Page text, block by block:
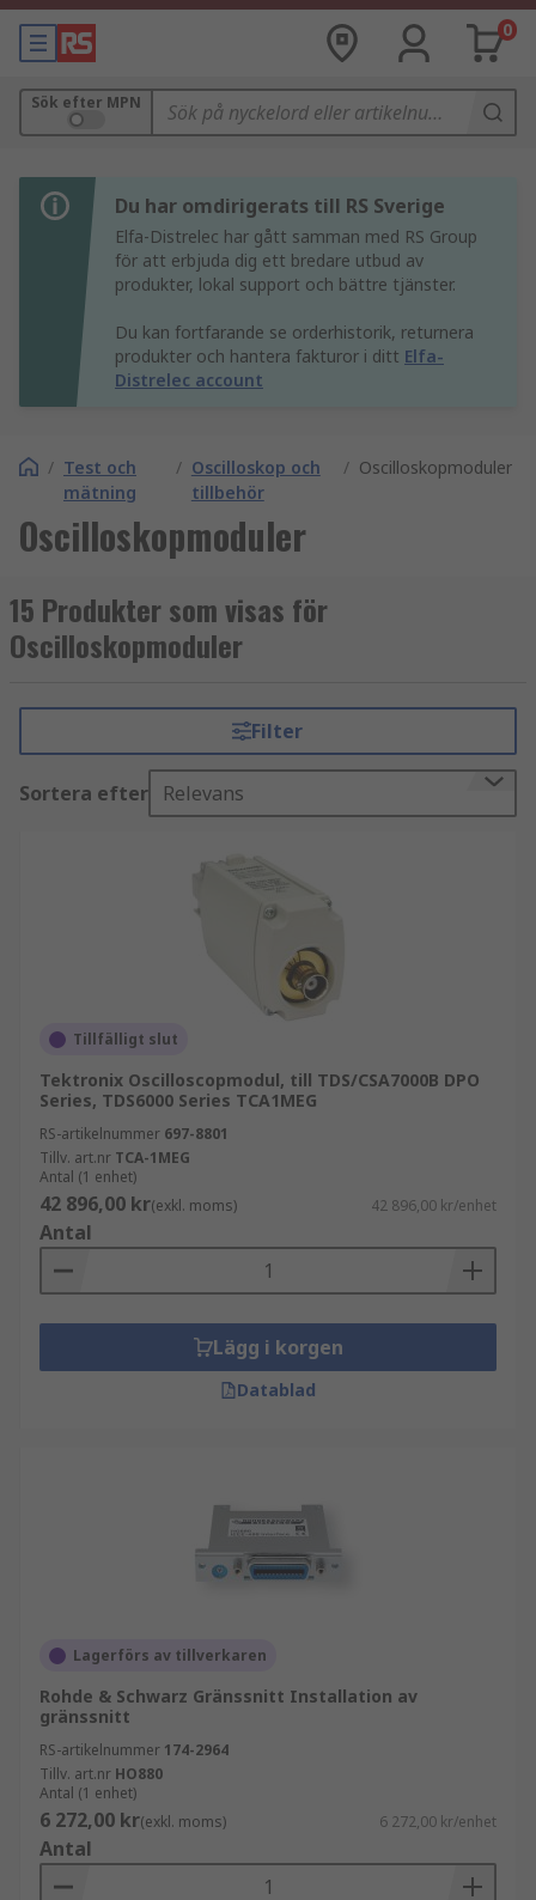
0
Sök efter MPN
Du har omdirigerats till RS Sverige
Elfa-Distrelec har gått samman med RS Group
för att erbjuda dig ett bredare utbud av
produkter, lokal support och bättre tjänster.
Du kan fortfarande se orderhistorik, returnera
produkter och hantera fakturor i ditt Elfa-
Distrelec account
/ Test och
mätning
/ Oscilloskop och
tillbehör
/ Oscilloskopmoduler
Oscilloskopmoduler
15 Produkter som visas för
Oscilloskopmoduler
Filter
Sortera efter Relevans
Tillfälligt slut
Tektronix Oscilloscopmodul, till TDS/CSA7000B DPO
Series, TDS6000 Series TCA1MEG
RS-artikelnummer 697-8801
Tillv. art.nr TCA-1MEG
Antal (1 enhet)
42 896,00 kr(exkl. moms) 42 896,00 kr/enhet
Antal
Lägg i korgen
Datablad
Lagerförs av tillverkaren
Rohde & Schwarz Gränssnitt Installation av
gränssnitt
RS-artikelnummer 174-2964
Tillv. art.nr HO880
Antal (1 enhet)
6 272,00 kr(exkl. moms) 6 272,00 kr/enhet
Antal